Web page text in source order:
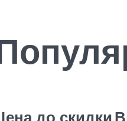
до скидки